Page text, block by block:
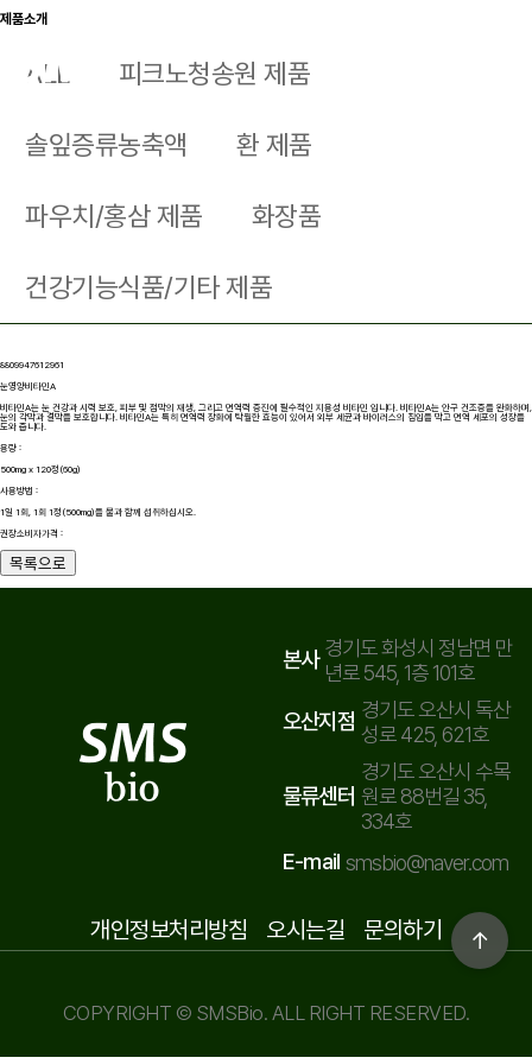
↑
제품소개
ALL 피크노청송원 제품
솔잎증류농축액 환 제품
파우치/홍삼 제품 화장품
건강기능식품/기타 제품
8809947612961
눈영양비타민A
비타민A는 눈 건강과 시력 보호, 피부 및 점막의 재생, 그리고 면역력 증진에 필수적인 지용성 비타민 입니다. 비타민A는 안구 건조증을 완화하며,
눈의 각막과 결막을 보호합니다. 비타민A는 특히 면역력 장화에 탁월한 효능이 있어서 외부 세균과 바이러스의 침입을 막고 면역 세포의 성장을
도와 줍니다.
용량 :
500mg x 120정(60g)
사용방법 :
1일 1회, 1회 1정(500mg)을 물과 함께 섭취하십시오.
권장소비자가격 :
목록으로
본사 경기도 화성시 정남면 만
년로 545, 1층 101호
오산지점 경기도 오산시 독산
성로 425, 621호
물류센터
경기도 오산시 수목
원로 88번길 35,
334호
E-mail smsbio@naver.com
개인정보처리방침 오시는길 문의하기
COPYRIGHT © SMSBio. ALL RIGHT RESERVED.